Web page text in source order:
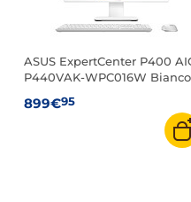
ASUS ExpertCenter P400
P440VAK-WPC016W Bianco
899€95